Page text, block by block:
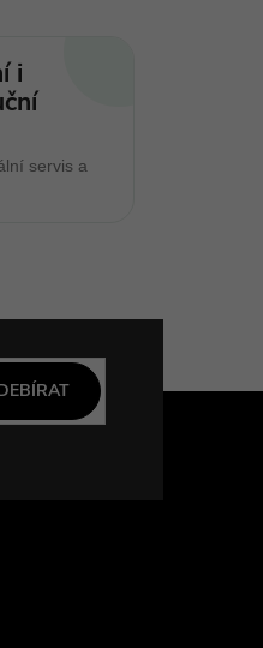
i
servis a